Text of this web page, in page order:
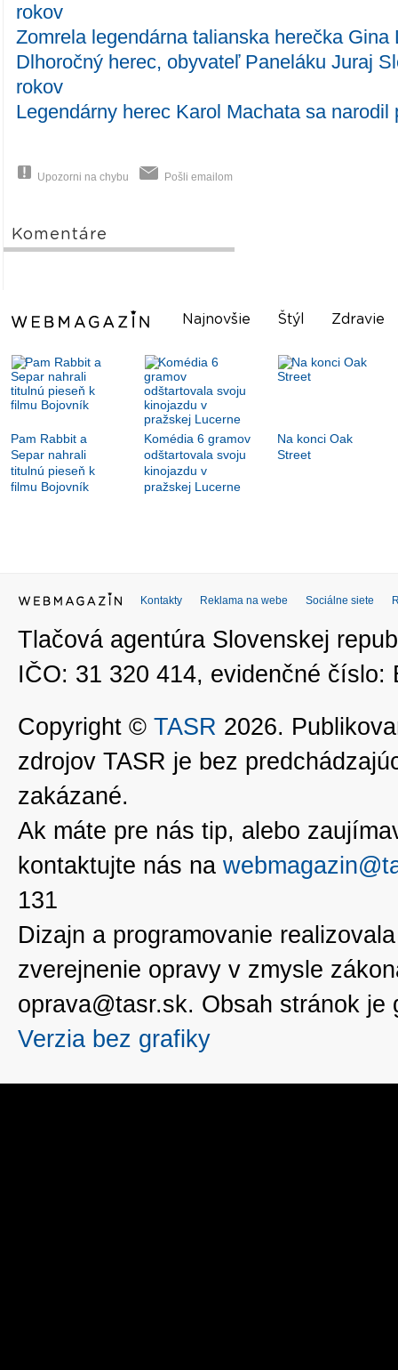
rokov
Zomrela legendárna talianska herečka
Dlhoročný herec, obyvateľ Paneláku Juraj
rokov
Legendárny herec Karol Machata sa narodil
Upozorni na chybu Pošli emailom
Komentáre
Najnovšie Štýl Zdravie
Pam Rabbit a
Separ nahrali
titulnú pieseň k
filmu Bojovník
Komédia 6 gramov
odštartovala svoju
kinojazdu v
pražskej Lucerne
Na konci Oak
Street
Kontakty Reklama na webe Sociálne siete
Tlačová agentúra Slovenskej
IČO: 31 320 414, evidenčné číslo:
Copyright © TASR 2026.
zdrojov TASR je bez
zakázané.
Ak máte pre nás tip, alebo
kontaktujte nás na
131
Dizajn a programovanie
zverejnenie opravy v zmysle
oprava@tasr.sk. Obsah stránok
Verzia bez grafiky